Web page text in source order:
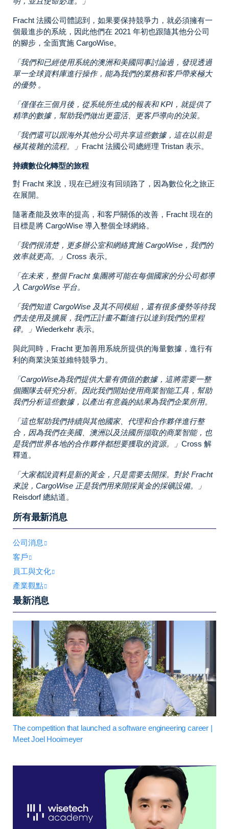
Fracht 法國公司體認到，如果要保持競爭力，就必須擁有一
個最進步的系統，因此他們在 2021 年初也跟隨其他分公司
的腳步，全面實施 CargoWise。
「我們和已經使用系統的澳洲和美國同事討論過，發現透過
單一全球資料庫進行操作，能為我們的業務和客戶帶來極大
的優勢 。
「僅僅在三個月後，從系統所生成的報表和 KPI，就提供了
精準的數據，幫助我們做出更靈活、更客戶導向的決策。
「我們還可以跟海外其他分公司共享這些數據，這在以前是
極其複雜的流程。」 Fracht 法國公司總經理 Tristan 表示。
持續數位化轉型的旅程
對 Fracht 來說，現在已經沒有回頭路了，因為數位化之旅正
在展開。
隨著產能及效率的提高，和客戶關係的改善，Fracht 現在的
目標是將 CargoWise 導入整個全球網絡。
「我們很清楚，更多辦公室和網絡實施 CargoWise，我們的
效率就更高。」 Cross 表示。
「在未來，整個 Fracht 集團將可能在每個國家的分公司都導
入 CargoWise 平台。
「我們知道 CargoWise 及其不同模組，還有很多優勢等待我
們去使用及擴展，我們正計畫不斷進行以達到我們的里程
碑。」 Wiederkehr 表示。
與此同時，Fracht 更加善用系統所提供的海量數據，進行有
利的商業決策並維特競爭力。
「CargoWise為我們提供大量有價值的數據，這將需要一整
個團隊去研究分析。因此我們開始使用商業智能工具，幫助
我們分析這些數據，以產出有意義的結果為我們企業所用。
「這也幫助我們持續與其他國家、代理和合作夥伴進行整
合，因為我們在美國、澳洲以及法國所擷取的商業智能，也
是我們世界各地的合作夥伴都想要獲取的資源。」 Cross 解
釋道。
「大家都說資料是新的黃金，只是需要去開採。對於 Fracht
來說，CargoWise 正是我們用來開採黃金的採礦設備。」
Reisdorf 總結道。
所有最新消息
公司消息
客戶
員工與文化
產業觀點
最新消息
The competition that launched a software engineering career |
Meet Joel Hooimeyer